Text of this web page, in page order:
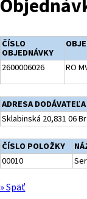
ČÍSLO
OBJEDNÁVKY
2600006026 RO
ADRESA DODÁVATEĽA
Sklabinská 20,831 06
ČÍSLO POLOŽKY
00010
» Späť